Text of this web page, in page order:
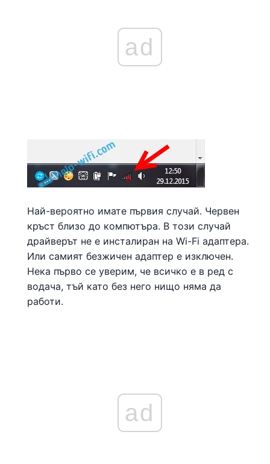
ad
Най-вероятно имате първия случай. Червен
кръст близо до компютъра. В този случай
драйверът не е инсталиран на Wi-Fi адаптера.
Или самият безжичен адаптер е изключен.
Нека първо се уверим, че всичко е в ред с
водача, тъй като без него нищо няма да
работи.
ad